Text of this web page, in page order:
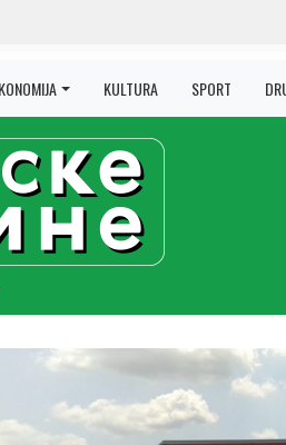
KULTURA SPORT